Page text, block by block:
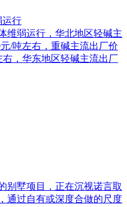
运行
维弱运行，华北地区轻碱主
/吨左右，重碱主流出厂价
右，华东地区轻碱主流出厂
别墅项目，正在沉视诺言取
通过自有或深度合做的尺度